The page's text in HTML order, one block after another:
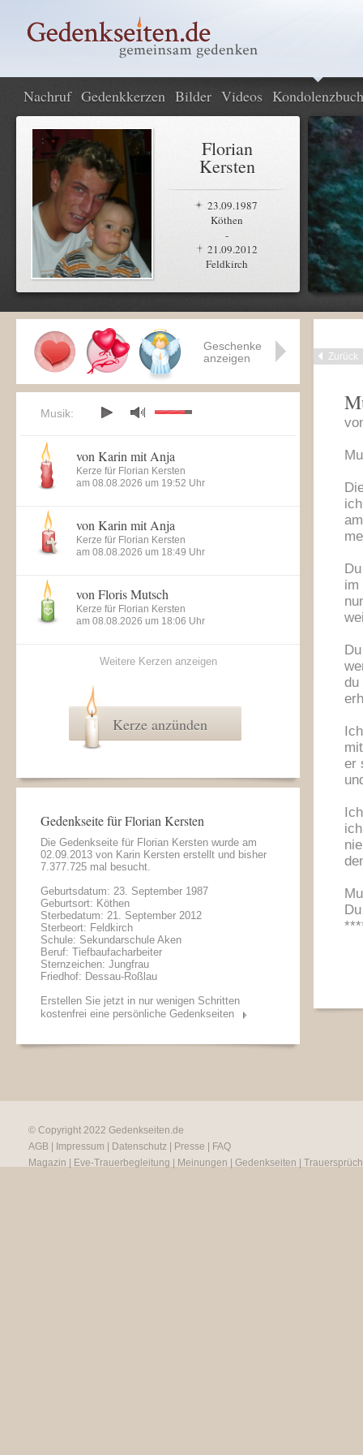
Nachruf Gedenkkerzen Bilder Videos Kondolenzbuch
Florian
Kersten
23.09.1987
Köthen
-
21.09.2012
Feldkirch
Zurück
im
du
er
Geschenke
anzeigen
Musik:
von Karin mit Anja
Kerze für Florian Kersten
am 08.08.2026 um 19:52 Uhr
von Karin mit Anja
Kerze für Florian Kersten
am 08.08.2026 um 18:49 Uhr
von Floris Mutsch
Kerze für Florian Kersten
am 08.08.2026 um 18:06 Uhr
Weitere Kerzen anzeigen
Kerze anzünden
Gedenkseite für Florian Kersten
Die Gedenkseite für Florian Kersten wurde am
02.09.2013 von Karin Kersten erstellt und bisher
7.377.725 mal besucht.
Geburtsdatum: 23. September 1987
Geburtsort: Köthen
Sterbedatum: 21. September 2012
Sterbeort: Feldkirch
Schule: Sekundarschule Aken
Beruf: Tiefbaufacharbeiter
Sternzeichen: Jungfrau
Friedhof: Dessau-Roßlau
Erstellen Sie jetzt in nur wenigen Schritten
kostenfrei eine persönliche Gedenkseiten
© Copyright 2022 Gedenkseiten.de
AGB
Impressum Datenschutz Presse
FAQ
Magazin
Eve-Trauerbegleitung Meinungen Gedenkseiten